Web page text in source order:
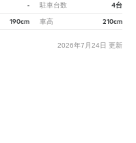
- 駐車台数 4台
190cm 車高 210cm
2026年7月24日 更新